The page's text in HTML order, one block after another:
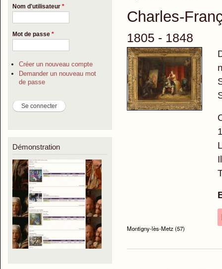
Nom d'utilisateur *
Mot de passe *
Créer un nouveau compte
Demander un nouveau mot
de passe
Démonstration
Charles-
1805 - 1848
Montigny-lès-Metz (57)